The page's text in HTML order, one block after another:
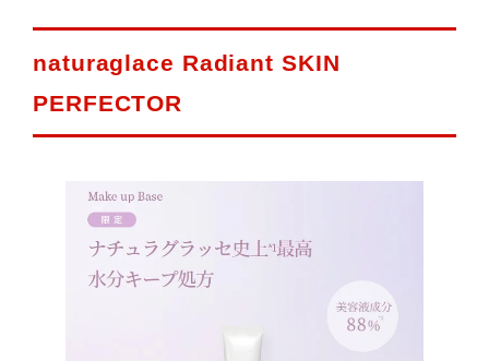
naturaglace Radiant SKIN
PERFECTOR